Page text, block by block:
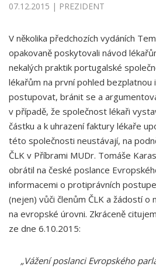
07.12.2015 | PREZIDENT
V několika předchozích vydáních
opakovaně poskytovali návod
nekalých praktik portugalské
lékařům na první pohled bezplatnou
postupovat, bránit se a
v případě, že společnost lékaři
částku a k uhrazení faktury lékaře
této společnosti neustávají, na
ČLK v Příbrami MUDr. Tomáše
obrátil na české poslance
informacemi o protiprávních
(nejen) vůči členům ČLK a žádostí o
na evropské úrovni. Zkráceně
ze dne 6.10.2015:
„Vážení poslanci Evropského